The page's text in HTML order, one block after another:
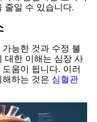
줄일 수 있습니다.
능한 것과 수정 불
대한 이해는 심장 사
움이 됩니다. 이러
하는 것은 심혈관